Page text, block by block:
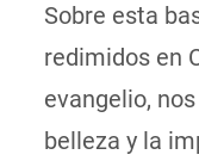
Sobre esta
redimidos en
evangelio,
belleza y la